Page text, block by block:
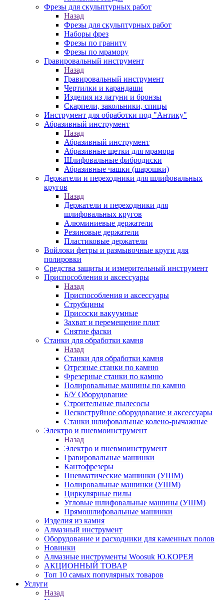
Фрезы для скульптурных работ
Назад
Фрезы для скульптурных работ
Наборы фрез
Фрезы по граниту
Фрезы по мрамору
Гравировальный инструмент
Назад
Гравировальный инструмент
Чертилки и карандаши
Изделия из латуни и бронзы
Скарпели, закольники, спицы
Инструмент для обработки под "Антику"
Абразивный инструмент
Назад
Абразивный инструмент
Абразивные щетки для мрамора
Шлифовальные фибродиски
Абразивные чашки (шарошки)
Держатели и переходники для шлифовальных
кругов
Назад
Держатели и переходники для
шлифовальных кругов
Алюминиевые держатели
Резиновые держатели
Пластиковые держатели
Войлоки фетры и размывочные круги для
полировки
Средства защиты и измерительный инструмент
Приспособления и аксессуары
Назад
Приспособления и аксессуары
Струбцины
Присоски вакуумные
Захват и перемещение плит
Снятие фаски
Станки для обработки камня
Назад
Станки для обработки камня
Отрезные станки по камню
Фрезерные станки по камню
Полировальные машины по камню
Б/У Оборудование
Строительные пылесосы
Пескоструйное оборудование и аксессуары
Станки шлифовальные колено-рычажные
Электро и пневмоинструмент
Назад
Электро и пневмоинструмент
Гравировальные машинки
Кантофрезеры
Пневматические машинки (УШМ)
Полировальные машинки (УШМ)
Циркулярные пилы
Угловые шлифовальные машины (УШМ)
Прямошлифовальные машинки
Изделия из камня
Алмазный инструмент
Оборудование и расходники для каменных полов
Новинки
Алмазные инструменты Woosuk Ю.КОРЕЯ
АКЦИОННЫЙ ТОВАР
Топ 10 самых популярных товаров
Услуги
Назад